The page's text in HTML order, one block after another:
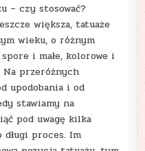
– czy stosować?
większa, tatuaże
wieku, o różnym
i małe, kolorowe i
przeróżnych
upodobania i od
stawiamy na
pod uwagę kilka
proces. Im